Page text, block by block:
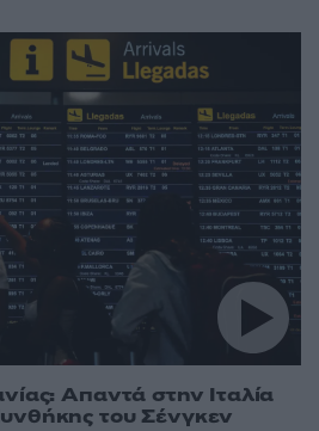
Απαντά στην Ιταλία
του Σένγκεν